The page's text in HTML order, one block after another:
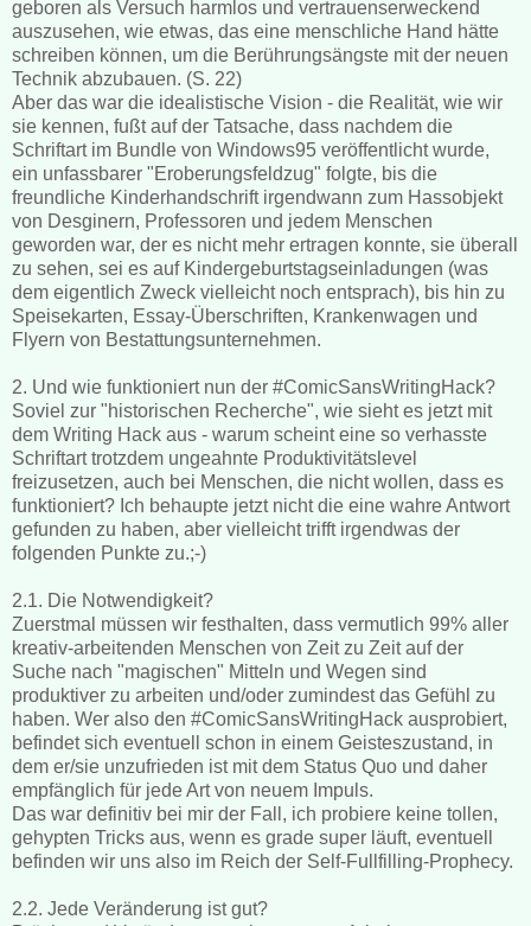
geboren als Versuch harmlos und vertrauenserweckend
auszusehen, wie etwas, das eine menschliche Hand hätte
schreiben können, um die Berührungsängste mit der neuen
Technik abzubauen. (S. 22)
Aber das war die idealistische Vision - die Realität, wie wir
sie kennen, fußt auf der Tatsache, dass nachdem die
Schriftart im Bundle von Windows95 veröffentlicht wurde,
ein unfassbarer "Eroberungsfeldzug" folgte, bis die
freundliche Kinderhandschrift irgendwann zum Hassobjekt
von Desginern, Professoren und jedem Menschen
geworden war, der es nicht mehr ertragen konnte, sie überall
zu sehen, sei es auf Kindergeburtstagseinladungen (was
dem eigentlich Zweck vielleicht noch entsprach), bis hin zu
Speisekarten, Essay-Überschriften, Krankenwagen und
Flyern von Bestattungsunternehmen.
2. Und wie funktioniert nun der #ComicSansWritingHack?
Soviel zur "historischen Recherche", wie sieht es jetzt mit
dem Writing Hack aus - warum scheint eine so verhasste
Schriftart trotzdem ungeahnte Produktivitätslevel
freizusetzen, auch bei Menschen, die nicht wollen, dass es
funktioniert? Ich behaupte jetzt nicht die eine wahre Antwort
gefunden zu haben, aber vielleicht trifft irgendwas der
folgenden Punkte zu.;-)
2.1. Die Notwendigkeit?
Zuerstmal müssen wir festhalten, dass vermutlich 99% aller
kreativ-arbeitenden Menschen von Zeit zu Zeit auf der
Suche nach "magischen" Mitteln und Wegen sind
produktiver zu arbeiten und/oder zumindest das Gefühl zu
haben. Wer also den #ComicSansWritingHack ausprobiert,
befindet sich eventuell schon in einem Geisteszustand, in
dem er/sie unzufrieden ist mit dem Status Quo und daher
empfänglich für jede Art von neuem Impuls.
Das war definitiv bei mir der Fall, ich probiere keine tollen,
gehypten Tricks aus, wenn es grade super läuft, eventuell
befinden wir uns also im Reich der Self-Fullfilling-Prophecy.
2.2. Jede Veränderung ist gut?